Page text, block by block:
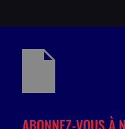
ABONNEZ-VOUS À